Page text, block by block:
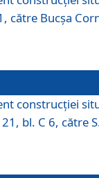
către Bucşa
construcţiei
bl. C 6, către